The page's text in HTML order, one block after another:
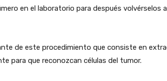
en el laboratorio para después volvérselos
de este procedimiento que consiste en
para que reconozcan células del tumor.